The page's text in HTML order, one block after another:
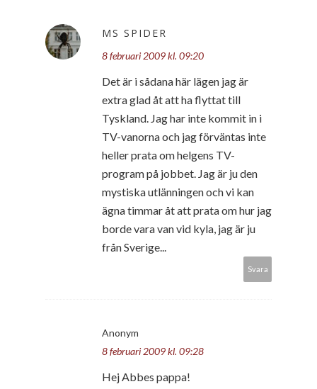
MS SPIDER
8 februari 2009 kl. 09:20
Det är i sådana här lägen jag är
extra glad åt att ha flyttat till
Tyskland. Jag har inte kommit in i
TV-vanorna och jag förväntas inte
heller prata om helgens TV-
program på jobbet. Jag är ju den
mystiska utlänningen och vi kan
ägna timmar åt att prata om hur jag
borde vara van vid kyla, jag är ju
från Sverige...
Svara
Anonym
8 februari 2009 kl. 09:28
Hej Abbes pappa!